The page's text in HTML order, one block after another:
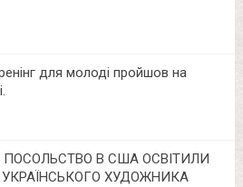
для молоді пройшов на
ПОСОЛЬСТВО В США ОСВІТИЛИ
ХУДОЖНИКА